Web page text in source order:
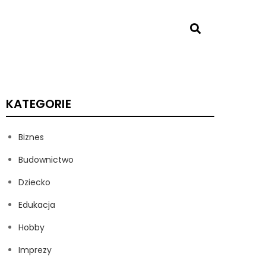
KATEGORIE
Biznes
Budownictwo
Dziecko
Edukacja
Hobby
Imprezy